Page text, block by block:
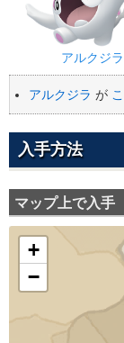
アルクジラ
アルクジラ が
入手方法
マップ上で入手